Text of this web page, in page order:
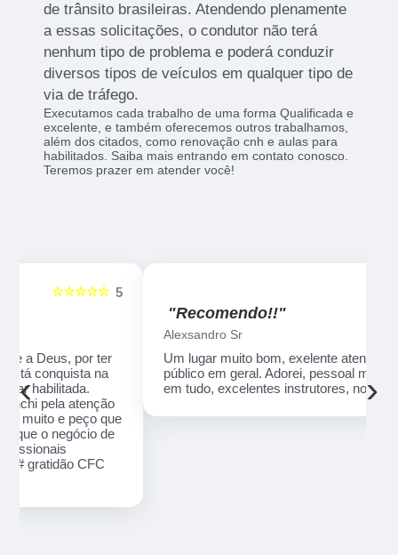
de trânsito brasileiras. Atendendo plenamente
a essas solicitações, o condutor não terá
nenhum tipo de problema e poderá conduzir
diversos tipos de veículos em qualquer tipo de
via de tráfego.
Executamos cada trabalho de uma forma Qualificada e
excelente, e também oferecemos outros trabalhamos,
além dos citados, como renovação cnh e aulas para
habilitados. Saiba mais entrando em contato conosco.
Teremos prazer em atender você!
"Recomendo!!"
Um lugar muito bom, exelente atendimento ao
público em geral. Adorei, pessoal muito profissional
em tudo, excelentes instrutores, nota 1000!!
‹ ›